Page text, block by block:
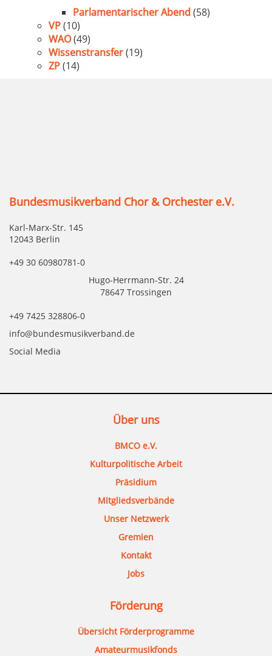
Parlamentarischer Abend (58)
VP(10)
WAO(49)
Wissenstransfer(19)
ZP(14)
Bundesmusikverband Chor & Orchester e.V.
Karl-Marx-Str. 145
12043 Berlin
+49 30 60980781-0
Hugo-Herrmann-Str. 24
78647 Trossingen
+49 7425 328806-0
info@bundesmusikverband.de
Social Media
Über uns
BMCO e.V.
Kulturpolitische Arbeit
Präsidium
Mitgliedsverbände
Unser Netzwerk
Gremien
Kontakt
Jobs
Förderung
Übersicht Förderprogramme
Amateurmusikfonds